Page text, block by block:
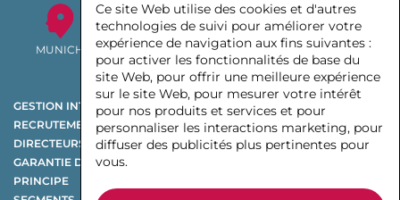
Ce site Web utilise des cookies et d'autres
technologies de suivi pour améliorer votre
expérience de navigation aux fins suivantes :
pour activer les fonctionnalités de base du
site Web, pour offrir une meilleure expérience
sur le site Web, pour mesurer votre intérêt
pour nos produits et services et pour
personnaliser les interactions marketing, pour
diffuser des publicités plus pertinentes pour
vous.
MUNICH SÃO PAULO TOKYO SHANGHAI
GESTION INTÉRIMAIRE
RECRUTEMENT DE CADRES SUPÉRIEURS
DIRECTEURS NON EXÉCUTIFS
GARANTIE DE PERFORMANCE
PRINCIPE